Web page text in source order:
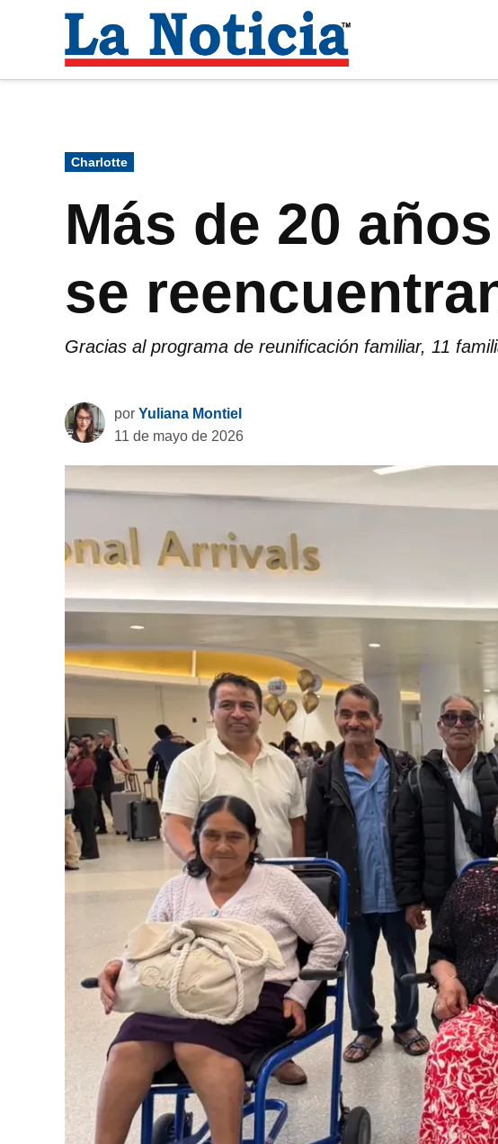
contenido
Noticia
Publicado
en
Charlotte
Más de 20
se
Gracias al programa de reunificación familiar, 11
por Yuliana Montiel
11 de mayo de 2026